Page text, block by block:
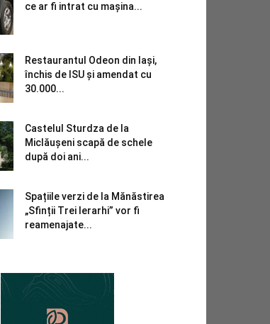
ce ar fi intrat cu mașina...
Restaurantul Odeon din Iași,
închis de ISU și amendat cu
30.000...
Castelul Sturdza de la
Miclăușeni scapă de schele
după doi ani...
Spațiile verzi de la Mănăstirea
„Sfinții Trei Ierarhi” vor fi
reamenajate...